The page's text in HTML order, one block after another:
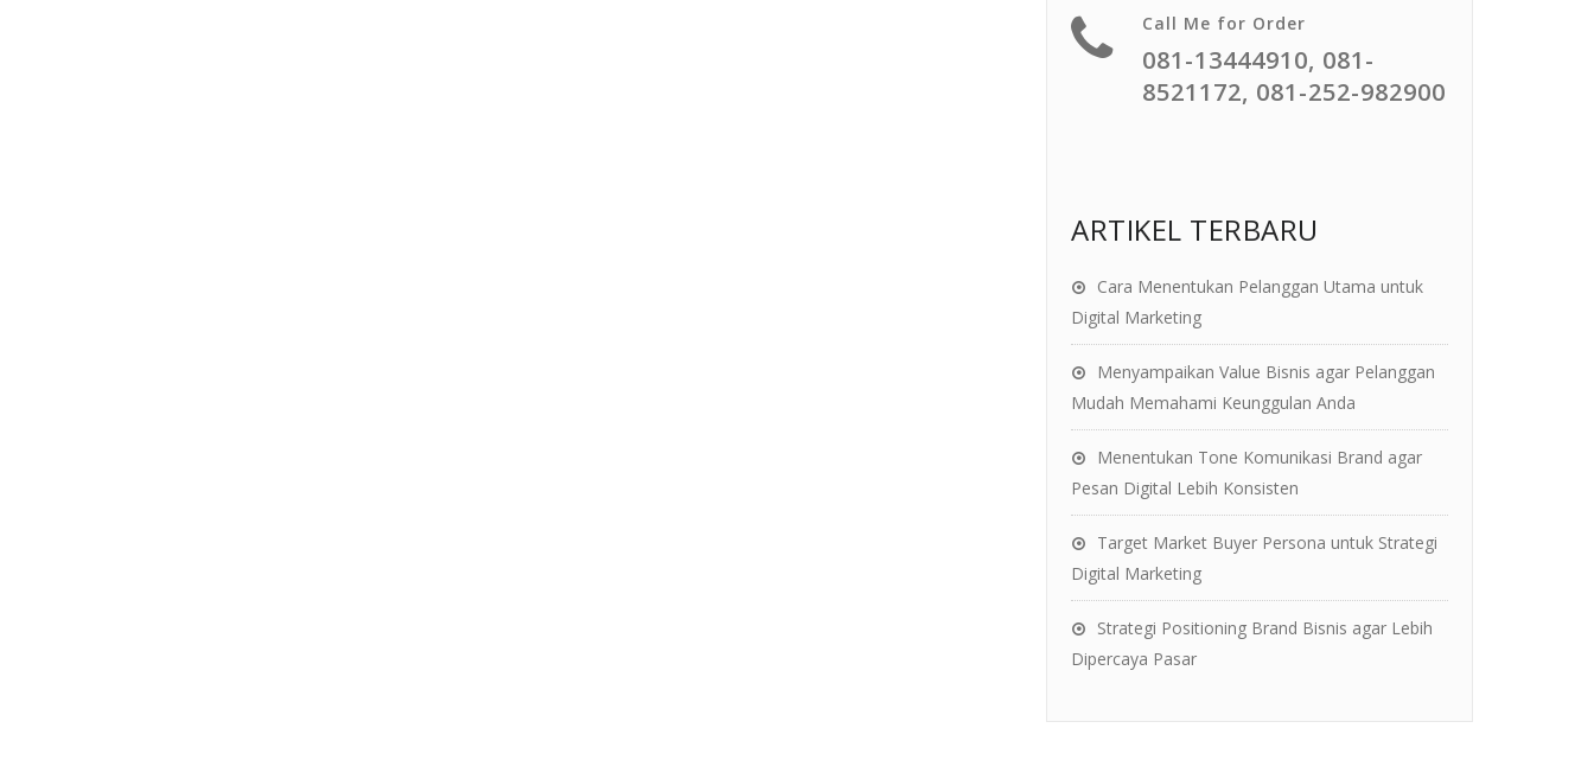
Call Me for Order
081-13444910, 081-
8521172, 081-252-982900
ARTIKEL TERBARU
Cara Menentukan Pelanggan Utama untuk
Digital Marketing
Menyampaikan Value Bisnis agar Pelanggan
Mudah Memahami Keunggulan Anda
Menentukan Tone Komunikasi Brand agar
Pesan Digital Lebih Konsisten
Target Market Buyer Persona untuk Strategi
Digital Marketing
Strategi Positioning Brand Bisnis agar Lebih
Dipercaya Pasar